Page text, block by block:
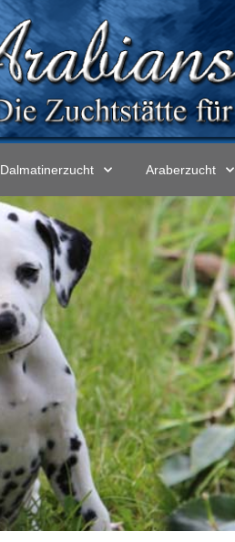
Dalmatinerzucht Araberzucht